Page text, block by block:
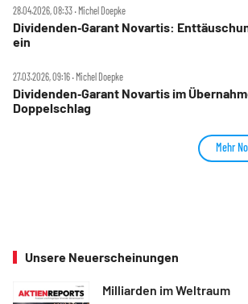
28.04.2026, 08:33 ‧ Michel Doepke
Dividenden‑Garant Novartis:
ein
27.03.2026, 09:16 ‧ Michel Doepke
Dividenden‑Garant Novartis im
Doppelschlag
Mehr
Unsere Neuerscheinungen
Milliarden im Weltraum